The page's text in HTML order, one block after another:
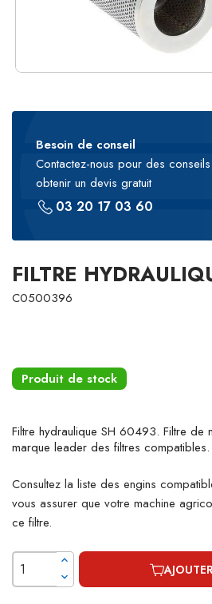
Besoin de conseil
Contactez-nous pour des
obtenir un devis gratuit
03 20 17 03 60
FILTRE
C0500396
Produit de stock
Filtre hydraulique SH 60493. Filtre de
marque leader des filtres compatibles.
Consultez la liste des engins
vous assurer que votre machine
ce filtre.